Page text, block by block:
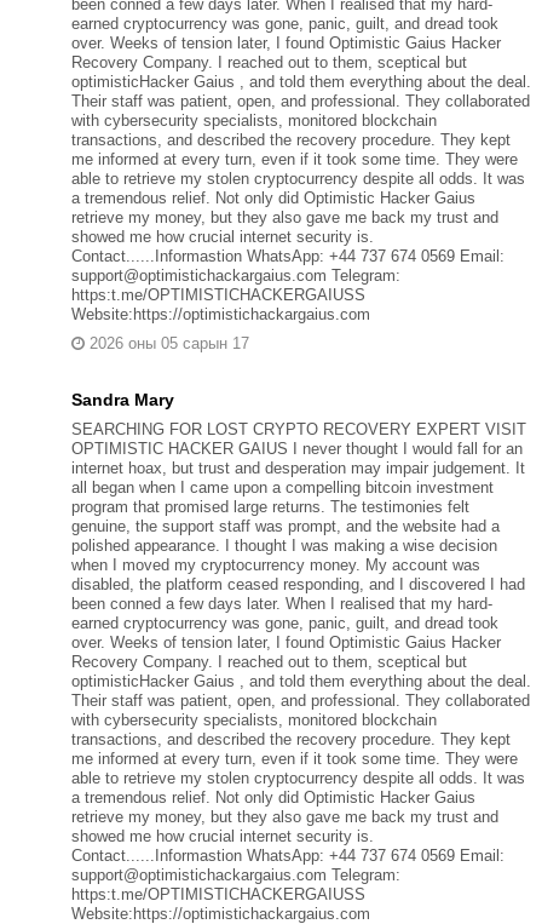
been conned a few days later. When I realised that my hard-
earned cryptocurrency was gone, panic, guilt, and dread took
over. Weeks of tension later, I found Optimistic Gaius Hacker
Recovery Company. I reached out to them, sceptical but
optimisticHacker Gaius , and told them everything about the deal.
Their staff was patient, open, and professional. They collaborated
with cybersecurity specialists, monitored blockchain
transactions, and described the recovery procedure. They kept
me informed at every turn, even if it took some time. They were
able to retrieve my stolen cryptocurrency despite all odds. It was
a tremendous relief. Not only did Optimistic Hacker Gaius
retrieve my money, but they also gave me back my trust and
showed me how crucial internet security is.
Contact......Informastion WhatsApp: +44 737 674 0569 Email:
support@optimistichackargaius.com Telegram:
https:t.me/OPTIMISTICHACKERGAIUSS
Website:https://optimistichackargaius.com
2026 оны 05 сарын 17
Sandra Mary
SEARCHING FOR LOST CRYPTO RECOVERY EXPERT VISIT
OPTIMISTIC HACKER GAIUS I never thought I would fall for an
internet hoax, but trust and desperation may impair judgement. It
all began when I came upon a compelling bitcoin investment
program that promised large returns. The testimonies felt
genuine, the support staff was prompt, and the website had a
polished appearance. I thought I was making a wise decision
when I moved my cryptocurrency money. My account was
disabled, the platform ceased responding, and I discovered I had
been conned a few days later. When I realised that my hard-
earned cryptocurrency was gone, panic, guilt, and dread took
over. Weeks of tension later, I found Optimistic Gaius Hacker
Recovery Company. I reached out to them, sceptical but
optimisticHacker Gaius , and told them everything about the deal.
Their staff was patient, open, and professional. They collaborated
with cybersecurity specialists, monitored blockchain
transactions, and described the recovery procedure. They kept
me informed at every turn, even if it took some time. They were
able to retrieve my stolen cryptocurrency despite all odds. It was
a tremendous relief. Not only did Optimistic Hacker Gaius
retrieve my money, but they also gave me back my trust and
showed me how crucial internet security is.
Contact......Informastion WhatsApp: +44 737 674 0569 Email:
support@optimistichackargaius.com Telegram:
https:t.me/OPTIMISTICHACKERGAIUSS
Website:https://optimistichackargaius.com